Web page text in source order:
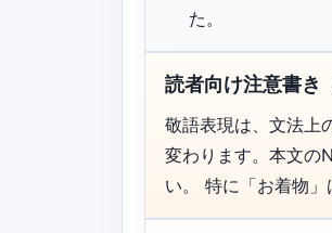
た。
読者向け注意書き
敬語表現は、文法上
変わります。本文の
い。 特に「お着物」